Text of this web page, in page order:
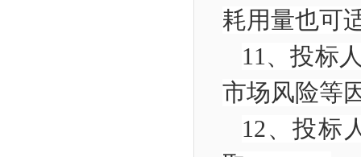
耗用量也
11、投标
市场风险
12、投标